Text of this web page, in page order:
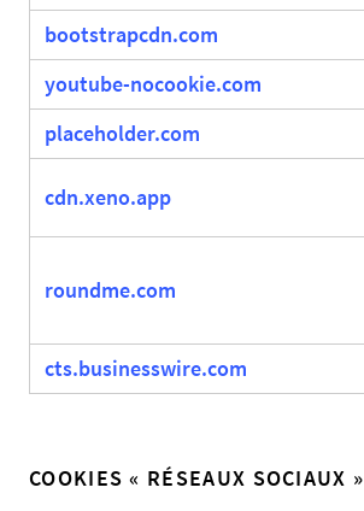
bootstrapcdn.com
youtube-nocookie.com
placeholder.com
cdn.xeno.app
roundme.com
cts.businesswire.com
COOKIES « RÉSEAUX SOCIAUX »